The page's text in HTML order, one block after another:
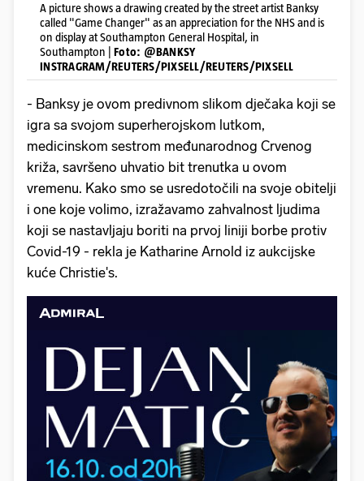
A picture shows a drawing created by the street artist Banksy
called "Game Changer" as an appreciation for the NHS and is
on display at Southampton General Hospital, in
Southampton | Foto: @BANKSY
INSTRAGRAM/REUTERS/PIXSELL/REUTERS/PIXSELL
- Banksy je ovom predivnom slikom dječaka koji se
igra sa svojom superherojskom lutkom,
medicinskom sestrom međunarodnog Crvenog
križa, savršeno uhvatio bit trenutka u ovom
vremenu. Kako smo se usredotočili na svoje obitelji
i one koje volimo, izražavamo zahvalnost ljudima
koji se nastavljaju boriti na prvoj liniji borbe protiv
Covid-19 - rekla je Katharine Arnold iz aukcijske
kuće Christie's.